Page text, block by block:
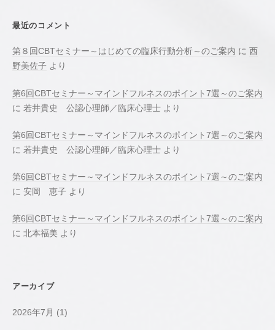
最近のコメント
第８回CBTセミナー～はじめての臨床行動分析～のご案内 に 西
野美佐子 より
第6回CBTセミナー～マインドフルネスのポイント7選～のご案内
に 若井貴史 公認心理師／臨床心理士 より
第6回CBTセミナー～マインドフルネスのポイント7選～のご案内
に 若井貴史 公認心理師／臨床心理士 より
第6回CBTセミナー～マインドフルネスのポイント7選～のご案内
に 安岡 恵子 より
第6回CBTセミナー～マインドフルネスのポイント7選～のご案内
に 北本福美 より
アーカイブ
2026年7月 (1)